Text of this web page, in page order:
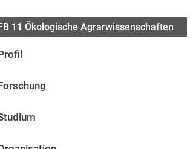
11 Ökologische Agrarwissenschaften